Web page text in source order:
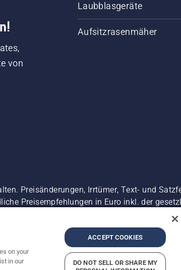
von
Laubblasgeräte
Aufsitzrasenmäher
Preisänderungen, Irrtümer, Text- und
Preisempfehlungen in Euro inkl. der
es sei denn sie sind für den direkten Kauf
Impressum Vermutete Verstöße
on your
in our
ACCEPT COOKIES
DO NOT SELL OR SHARE MY